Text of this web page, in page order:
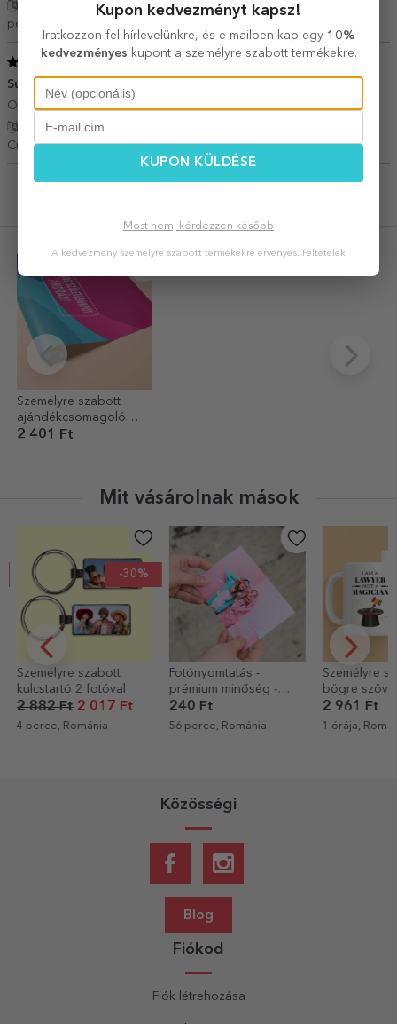
Fordítás mutatása
popescu monica,
5
Super!
O idee buna pentru a personaliza un cadou!!
Fordítás mutatása
Cristina,Románia
Legutóbb megtekintett termékek
Személyre szabott
ajándékcsomagoló
papír - színes absztrakt
2 401 Ft
Mit vásárolnak mások
-30%
Személyre szabott
kulcstartó 2 fotóval
2 882 Ft2 017 Ft
4 perce, Románia
Fotónyomtatás -
prémium minőség -
10x15 cm-es formátum
240 Ft
56 perce, Románia
Személyre
bögre
Ügyvéd
2 961 Ft
1 órája,
Közösségi
Blog
Fiókod
Fiók létrehozása
Kupon kedvezményt kapsz!
Iratkozzon fel hírlevelünkre, és e-mailben kap egy 10%
kedvezményes kupont a személyre szabott termékekre.
KUPON KÜLDÉSE
Most nem, kérdezzen később
A kedvezmény személyre szabott termékekre érvényes. Feltételek